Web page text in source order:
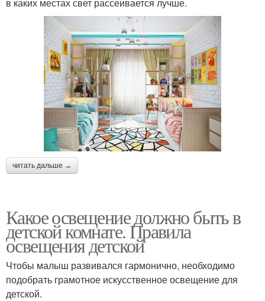
читать дальше →
Какое освещение должно быть в
детской комнате. Правила
освещения детской
Чтобы малыш развивался гармонично, необходимо
подобрать грамотное искусственное освещение для
детской.